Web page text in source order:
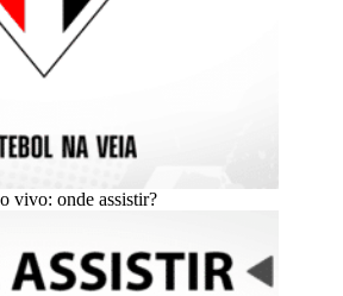
vivo: onde assistir?